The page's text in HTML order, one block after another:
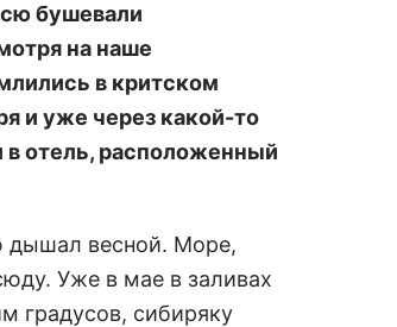
бушевали
на наше
в критском
и уже через какой-то
в отель, расположенный
дышал весной. Море,
Уже в мае в заливах
градусов, сибиряку